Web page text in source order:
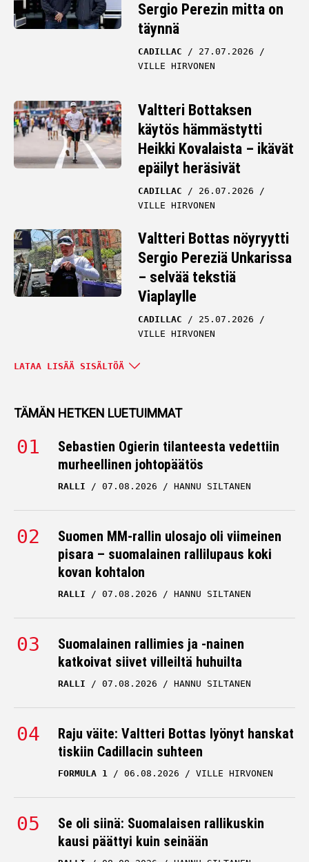
Sergio Perezin mitta on
täynnä
CADILLAC
27.07.2026
VILLE HIRVONEN
Valtteri Bottaksen
käytös hämmästytti
Heikki Kovalaista – ikävät
epäilyt heräsivät
CADILLAC
26.07.2026
VILLE HIRVONEN
Valtteri Bottas nöyryytti
Sergio Pereziä Unkarissa
– selvää tekstiä
Viaplaylle
CADILLAC
25.07.2026
VILLE HIRVONEN
Täydellinen kyykytys:
kaapin paikan Unkarissa
HANNU SILTANEN
Valtteri Bottas siirrettiin
syrjään, Cadillac-pomolta
mielenkiintoista vihjailua
CADILLAC
24.07.2026
VILLE HIRVONEN
tuomionsa Valtteri
Bottaksesta – näin
Cadillacin pitää toimia
CADILLAC
23.07.2026
HANNU SILTANEN
Viaplaylla rajua vihjailua
Valtteri Bottaksen
ongelmista Cadillacin
sisällä – ”Ei ole ihan
VILLE HIRVONEN
LATAA LISÄÄ SISÄLTÖÄ
TÄMÄN HETKEN LUETUIMMAT
Sebastien Ogierin tilanteesta vedettiin
murheellinen johtopäätös
RALLI 07.08.2026 HANNU SILTANEN
Suomen MM-rallin ulosajo oli viimeinen
pisara – suomalainen rallilupaus koki
kovan kohtalon
RALLI 07.08.2026 HANNU SILTANEN
Suomalainen rallimies ja -nainen
katkoivat siivet villeiltä huhuilta
RALLI 07.08.2026 HANNU SILTANEN
Raju väite: Valtteri Bottas lyönyt hanskat
tiskiin Cadillacin suhteen
FORMULA 1 06.08.2026 VILLE HIRVONEN
Se oli siinä: Suomalaisen rallikuskin
kausi päättyi kuin seinään